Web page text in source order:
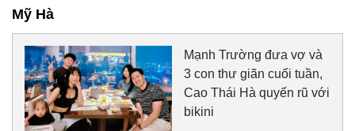
Mỹ Hà
Mạnh Trường đưa vợ và
3 con thư giãn cuối tuần,
Cao Thái Hà quyến rũ với
bikini